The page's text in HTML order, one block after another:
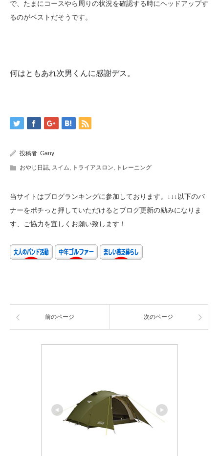
で、たまにコースやら周りの状況を確認する時にヘッドアップす
るのがベストだそうです。
何はともあれ次男くんに感謝デス。
投稿者: Gany
おやじ日誌, スイム, トライアスロン, トレーニング
当サイトはブログランキングに参加しております。↓↓↓以下のバ
ナーをポチっと押していただけるとブログ更新の励みになりま
す、ご協力を宜しくお願い致します！
前のページ 次のページ